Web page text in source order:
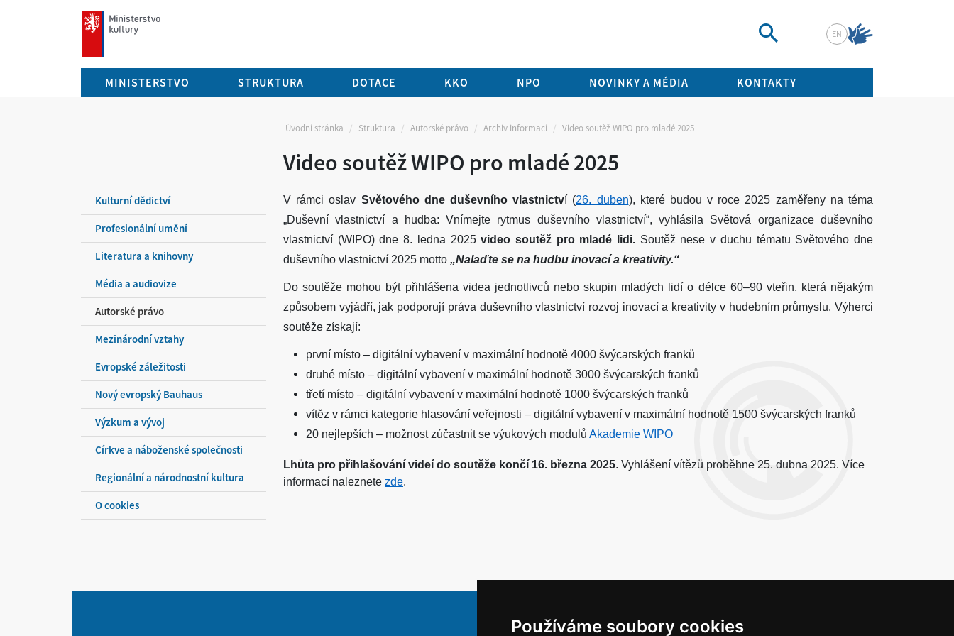
Používáme soubory cookies
mkcr.cz
EN
MINISTERSTVO STRUKTURA DOTACE KKO NPO NOVINKY A MÉDIA KONTAKTY
Úvodní stránka Struktura Autorské právo Archiv informací Video soutěž WIPO pro mladé 2025
Video soutěž WIPO pro mladé 2025
Kulturní dědictví
Profesionální umění
Literatura a knihovny
Média a audiovize
Autorské právo
Mezinárodní vztahy
Evropské záležitosti
Nový evropský Bauhaus
Výzkum a vývoj
Církve a náboženské společnosti
Regionální a národnostní kultura
O cookies
V rámci oslav Světového dne duševního vlastnictví (26. duben), které budou v roce 2025 zaměřeny na téma
„Duševní vlastnictví a hudba: Vnímejte rytmus duševního vlastnictví“, vyhlásila Světová organizace duševního
vlastnictví (WIPO) dne 8. ledna 2025video soutěž pro mladé lidi. Soutěž nese v duchu tématu Světového dne
duševního vlastnictví 2025 motto „Nalaďte se na hudbu inovací a kreativity.“
Do soutěže mohou být přihlášena videa jednotlivců nebo skupin mladých lidí o délce 60–90 vteřin, která nějakým
způsobem vyjádří, jak podporují práva duševního vlastnictví rozvoj inovací a kreativity v hudebním průmyslu. Výherci
soutěže získají:
první místo – digitální vybavení v maximální hodnotě 4000 švýcarských franků
druhé místo – digitální vybavení v maximální hodnotě 3000 švýcarských franků
třetí místo – digitální vybavení v maximální hodnotě 1000 švýcarských franků
vítěz v rámci kategorie hlasování veřejnosti – digitální vybavení v maximální hodnotě 1500 švýcarských franků
20 nejlepších – možnost zúčastnit se výukových modulů Akademie WIPO
Lhůta pro přihlašování videí do soutěže končí 16. března 2025. Vyhlášení vítězů proběhne 25. dubna 2025. Více
informací naleznete zde.